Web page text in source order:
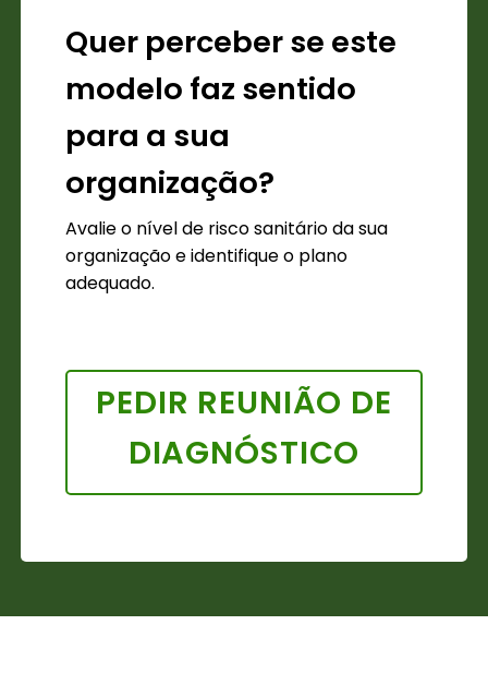
Quer perceber se este
modelo faz sentido
para a sua
organização?
Avalie o nível de risco sanitário da sua
organização e identifique o plano
adequado.
PEDIR REUNIÃO DE
DIAGNÓSTICO